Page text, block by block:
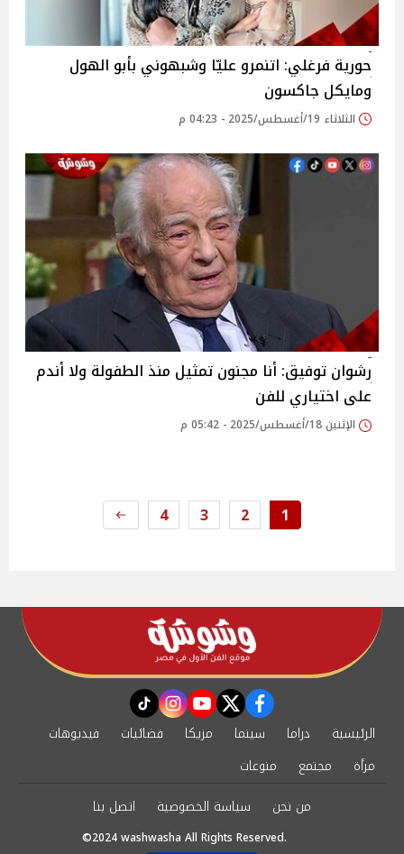
حورية فرغلي: اتنمرو عليّا وشبهوني بأبو الهول
ومايكل جاكسون‎‎
الثلاثاء 19/أغسطس/2025 - 04:23 م
رشوان توفيق: أنا مجنون تمثيل منذ الطفولة ولا أندم
على اختياري للفن‎
الإثنين 18/أغسطس/2025 - 05:42 م
1
2
3
4
facebook
twitter
youtube
instagram
tiktok
الرئيسية دراما سينما مزيكا فضائيات
فيديوهات
مرأة
مجتمع
منوعات
من نحن
سياسة الخصوصية اتصل بنا
©2024 washwasha All Rights Reserved.